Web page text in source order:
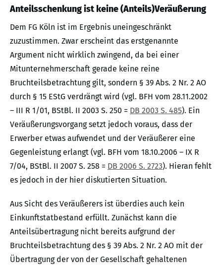
Anteilsschenkung ist keine (Anteils)Veräußerung
Dem FG Köln ist im Ergebnis uneingeschränkt
zuzustimmen. Zwar erscheint das erstgenannte
Argument nicht wirklich zwingend, da bei einer
Mitunternehmerschaft gerade keine reine
Bruchteilsbetrachtung gilt, sondern § 39 Abs. 2 Nr. 2 AO
durch § 15 EStG verdrängt wird (vgl. BFH vom 28.11.2002
– III R 1/01, BStBl. II 2003 S. 250 = DB 2003 S. 485). Ein
Veräußerungsvorgang setzt jedoch voraus, dass der
Erwerber etwas aufwendet und der Veräußerer eine
Gegenleistung erlangt (vgl. BFH vom 18.10.2006 – IX R
7/04, BStBl. II 2007 S. 258 = DB 2006 S. 2723). Hieran fehlt
es jedoch in der hier diskutierten Situation.
Aus Sicht des Veräußerers ist überdies auch kein
Einkunftstatbestand erfüllt. Zunächst kann die
Anteilsübertragung nicht bereits aufgrund der
Bruchteilsbetrachtung des § 39 Abs. 2 Nr. 2 AO mit der
Übertragung der von der Gesellschaft gehaltenen